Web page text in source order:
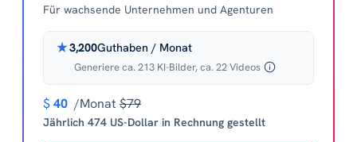
Für wachsende Unternehmen und Agenturen
3,200Guthaben / Monat
Generiere ca. 213 KI-Bilder, ca. 22 Videos
$40 /Monat $79
Jährlich 474 US-Dollar in Rechnung gestellt